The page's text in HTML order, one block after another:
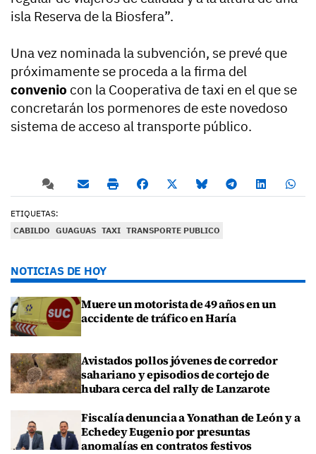
isla Reserva de la Biosfera”.
Una vez nominada la subvención, se prevé que
próximamente se proceda a la firma del
convenio con la Cooperativa de taxi en el que se
concretarán los pormenores de este novedoso
sistema de acceso al transporte público.
ETIQUETAS:
CABILDO GUAGUAS TAXI TRANSPORTE PUBLICO
NOTICIAS DE HOY
Muere un motorista de 49 años en un
accidente de tráfico en Haría
Avistados pollos jóvenes de corredor
sahariano y episodios de cortejo de
hubara cerca del rally de Lanzarote
Fiscalía denuncia a Yonathan de León y a
Echedey Eugenio por presuntas
anomalías en contratos festivos